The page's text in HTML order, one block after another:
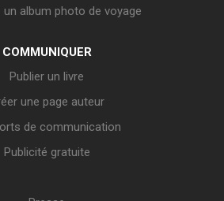
un album photo de voyage
COMMUNIQUER
Publier un livre
une page auteur
de communication
Publicité gratuite